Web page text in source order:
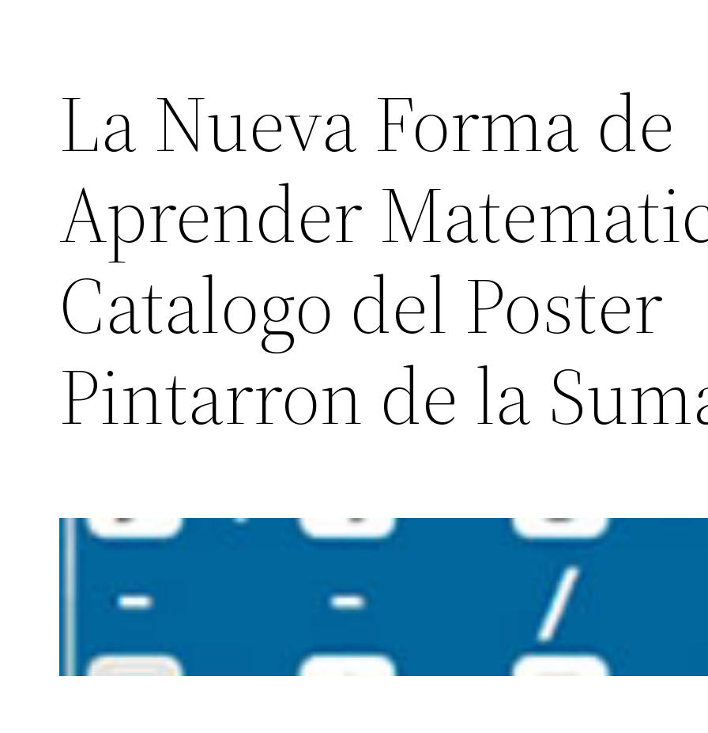
La Nueva Forma de
Aprender
Catalogo del Poster
Pintarron de la